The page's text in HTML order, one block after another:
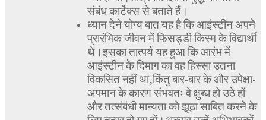
संबंध कार्टेक्स से बताते हैं।
ध्यान देने योग्य बात यह है कि आइंस्टीन अपने
प्रारंभिक जीवन में फिसड्डी किस्म के विद्यार्थी
थे।इसका तात्पर्य यह हुआ कि आरंभ में
आइंस्टीन के दिमाग का वह हिस्सा उतना
विकसित नहीं था,किंतु बार-बार के और उपेक्षा-
अपमान के कारण संभवतः वे क्षुब्ध हो उठे हों
और तत्संबंधी मान्यता को झूठा साबित करने के